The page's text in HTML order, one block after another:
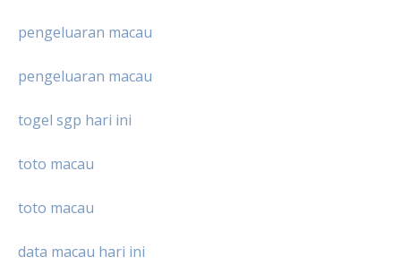
pengeluaran macau
pengeluaran macau
togel sgp hari ini
toto macau
toto macau
data macau hari ini